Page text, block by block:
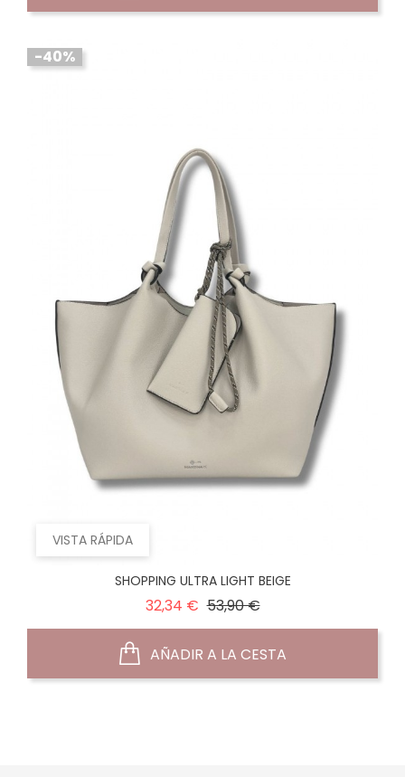
VISTA RÁPIDA
-40%
SHOPPING ULTRA LIGHT BEIGE
32,34 € Precio
53,90 €Precio
AÑADIR A LA CESTA